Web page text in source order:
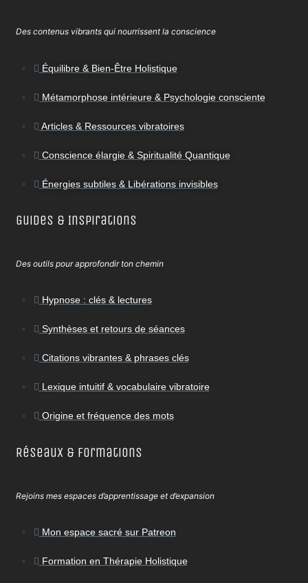
Des contenus vibrants qui nourrissent la conscience
Équilibre & Bien-Être Holistique
Métamorphose intérieure & Psychologie consciente
Articles & Ressources vibratoires
Conscience élargie & Spiritualité Quantique
Énergies subtiles & Libérations invisibles
Guides & Inspirations
Des outils pour approfondir ton chemin
Hypnose : clés & lectures
Synthèses et retours de séances
Citations vibrantes & phrases clés
Lexique intuitif & vocabulaire vibratoire
Origine et fréquence des mots
Réseaux & Formations
Rejoins mes espaces d’apprentissage et d’expansion
Mon espace sacré sur Patreon
Formation en Thérapie Holistique